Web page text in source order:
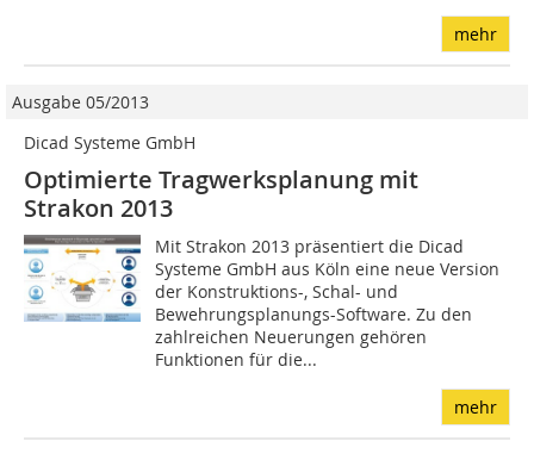
mehr
Ausgabe 05/2013
Dicad Systeme GmbH
Optimierte Tragwerksplanung mit
Strakon 2013
Mit Strakon 2013 präsentiert die Dicad
Systeme GmbH aus Köln eine neue Version
der Konstruktions-, Schal- und
Bewehrungsplanungs-Software. Zu den
zahlreichen Neuerungen gehören
Funktionen für die...
mehr